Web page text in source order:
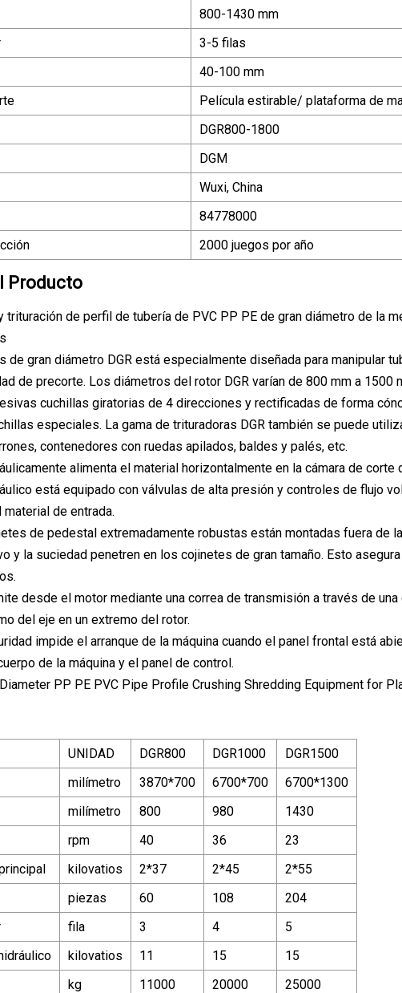
800-1430 mm
3-5 filas
40-100 mm
Película estirable/ plataforma de
DGR800-1800
DGM
Wuxi, China
84778000
2000 juegos por año
Producto
trituración de perfil de tubería de PVC PP PE de gran diámetro de la
de gran diámetro DGR está especialmente diseñada para manipular
de precorte. Los diámetros del rotor DGR varían de 800 mm a 1500
cuchillas giratorias de 4 direcciones y rectificadas de forma
especiales. La gama de trituradoras DGR también se puede
contenedores con ruedas apilados, baldes y palés, etc.
alimenta el material horizontalmente en la cámara de
está equipado con válvulas de alta presión y controles de flujo
de entrada.
de pedestal extremadamente robustas están montadas fuera de
y la suciedad penetren en los cojinetes de gran tamaño. Esto
desde el motor mediante una correa de transmisión a través de
del eje en un extremo del rotor.
impide el arranque de la máquina cuando el panel frontal está
de la máquina y el panel de control.
UNIDAD DGR800 DGR1000
DGR1500
milímetro 3870*700 6700*700
6700*1300
milímetro 800 980
1430
rpm 40 36
23
kilovatios 2*37 2*45
2*55
piezas 60 108
204
fila 3 4
5
kilovatios 11 15
15
kg 11000 20000 25000